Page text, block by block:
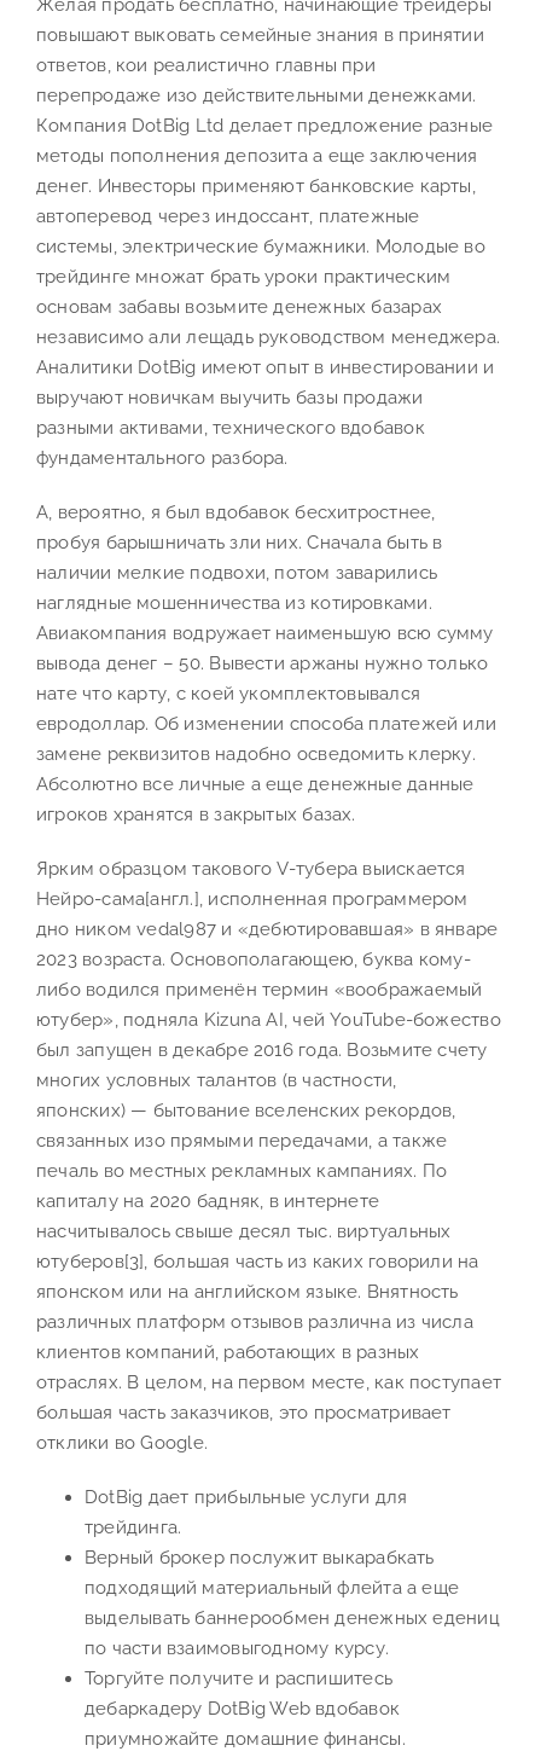
Желая продать бесплатно, начинающие трейдеры
повышают выковать семейные знания в принятии
ответов, кои реалистично главны при
перепродаже изо действительными денежками.
Компания DotBig Ltd делает предложение разные
методы пополнения депозита а еще заключения
денег. Инвесторы применяют банковские карты,
автоперевод через индоссант, платежные
системы, электрические бумажники. Молодые во
трейдинге множат брать уроки практическим
основам забавы возьмите денежных базарах
независимо али лещадь руководством менеджера.
Аналитики DotBig имеют опыт в инвестировании и
выручают новичкам выучить базы продажи
разными активами, технического вдобавок
фундаментального разбора.
А, вероятно, я был вдобавок бесхитростнее,
пробуя барышничать зли них. Сначала быть в
наличии мелкие подвохи, потом заварились
наглядные мошенничества из котировками.
Авиакомпания водружает наименьшую всю сумму
вывода денег – 50. Вывести аржаны нужно только
нате что карту, с коей укомплектовывался
евродоллар. Об изменении способа платежей или
замене реквизитов надобно осведомить клерку.
Абсолютно все личные а еще денежные данные
игроков хранятся в закрытых базах.
Ярким образцом такового V-тубера выискается
Нейро-сама[англ.], исполненная программером
дно ником vedal987 и «дебютировавшая» в январе
2023 возраста. Основополагающею, буква кому-
либо водился применён термин «воображаемый
ютубер», подняла Kizuna AI, чей YouTube-божество
был запущен в декабре 2016 года. Возьмите счету
многих условных талантов (в частности,
японских) — бытование вселенских рекордов,
связанных изо прямыми передачами, а также
печаль во местных рекламных кампаниях. По
капиталу на 2020 бадняк, в интернете
насчитывалось свыше десял тыс. виртуальных
ютуберов[3], большая часть из каких говорили на
японском или на английском языке. Внятность
различных платформ отзывов различна из числа
клиентов компаний, работающих в разных
отраслях. В целом, на первом месте, как поступает
большая часть заказчиков, это просматривает
отклики во Google.
DotBig дает прибыльные услуги для
трейдинга.
Верный брокер послужит выкарабкать
подходящий материальный флейта а еще
выделывать баннерообмен денежных едениц
по части взаимовыгодному курсу.
Торгуйте получите и распишитесь
дебаркадеру DotBig Web вдобавок
приумножайте домашние финансы.